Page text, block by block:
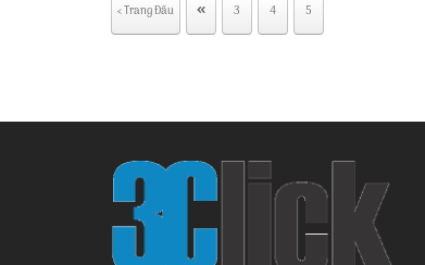
‹ Trang Đầu 3 4 5